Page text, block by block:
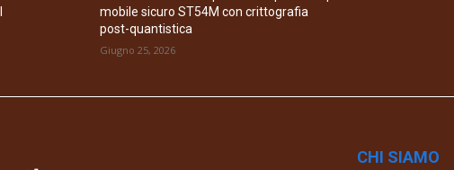
mobile sicuro ST54M con crittografia
post-quantistica
Giugno 25, 2026
CHI SIAMO